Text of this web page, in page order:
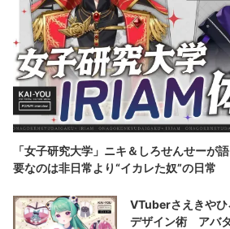
「女子研究大学」ニキ＆しろせんせー
要なのは非日常より“イカレた奴”の日常
VTuberさえきや
デザイン術 アバ